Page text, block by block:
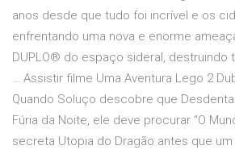
anos desde que tudo foi incrível e os
enfrentando uma nova e enorme
DUPLO® do espaço sideral, destruindo
… Assistir filme Uma Aventura Lego 2
Quando Soluço descobre que
Fúria da Noite, ele deve procurar “O
secreta Utopia do Dragão antes que